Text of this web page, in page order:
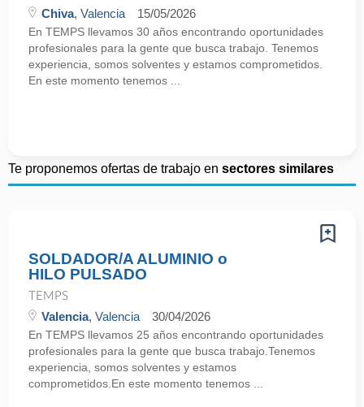
Chiva, Valencia 15/05/2026
En TEMPS llevamos 30 años encontrando oportunidades
profesionales para la gente que busca trabajo. Tenemos
experiencia, somos solventes y estamos comprometidos.
En este momento tenemos ...
Te proponemos ofertas de trabajo en sectores similares
SOLDADOR/A ALUMINIO o
HILO PULSADO
TEMPS
Valencia, Valencia 30/04/2026
En TEMPS llevamos 25 años encontrando oportunidades
profesionales para la gente que busca trabajo.Tenemos
experiencia, somos solventes y estamos
comprometidos.En este momento tenemos ...